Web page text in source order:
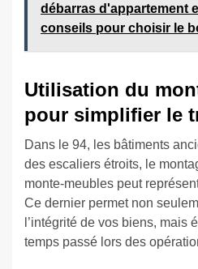
débarras d'appartement
conseils pour choisir le
Utilisation du
pour simplifier le
Dans le 94, les bâtiments
des escaliers étroits, le
monte-meubles peut
Ce dernier permet non
l’intégrité de vos biens, mais
temps passé lors des